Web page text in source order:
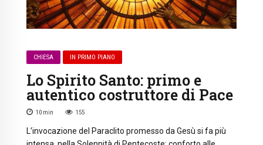
CHIESA IN PRIMO PIANO
Lo Spirito Santo: primo e
autentico costruttore di Pace
10 min 155
L’invocazione del Paraclito promesso da Gesù si fa più